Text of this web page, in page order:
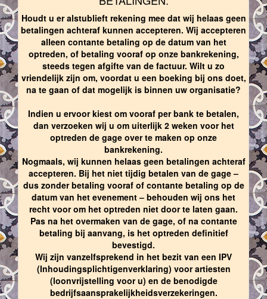
Houdt u er alstublieft rekening mee dat wij helaas geen
betalingen achteraf kunnen accepteren. Wij accepteren
alleen contante betaling op de datum van het
optreden, of betaling vooraf op onze bankrekening,
steeds tegen afgifte van de factuur. Wilt u zo
vriendelijk zijn om, voordat u een boeking bij ons doet,
na te gaan of dat mogelijk is binnen uw organisatie?
Indien u ervoor kiest om vooraf per bank te betalen,
dan verzoeken wij u om uiterlijk 2 weken voor het
optreden de gage over te maken op onze
bankrekening.
Nogmaals, wij kunnen helaas geen betalingen achteraf
accepteren. Bij het niet tijdig betalen van de gage –
dus zonder betaling vooraf of contante betaling op de
datum van het evenement – behouden wij ons het
recht voor om het optreden niet door te laten gaan.
Pas na het overmaken van de gage, of na contante
betaling bij aanvang, is het optreden definitief
bevestigd.
Wij zijn vanzelfsprekend in het bezit van een IPV
(Inhoudingsplichtigenverklaring) voor artiesten
(loonvrijstelling voor u) en de benodigde
bedrijfsaansprakelijkheidsverzekeringen.